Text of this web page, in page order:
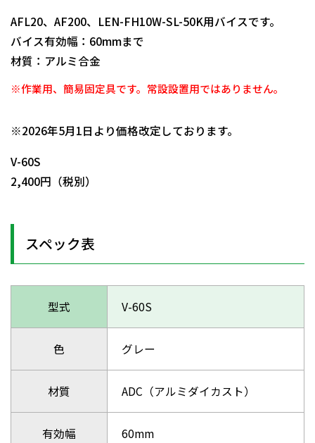
AFL20、AF200、LEN-FH10W-SL-50K用バイスです。
バイス有効幅：60mmまで
材質：アルミ合金
※作業用、簡易固定具です。常設設置用ではありません。
※2026年5月1日より価格改定しております。
V-60S
2,400円（税別）
スペック表
型式 V-60S
色 グレー
材質 ADC（アルミダイカスト）
有効幅 60mm